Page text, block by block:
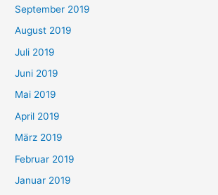
September 2019
August 2019
Juli 2019
Juni 2019
Mai 2019
April 2019
März 2019
Februar 2019
Januar 2019